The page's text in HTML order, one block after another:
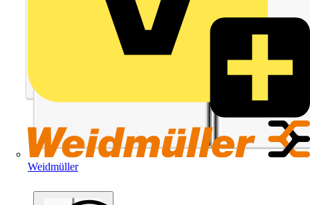
Weidmüller